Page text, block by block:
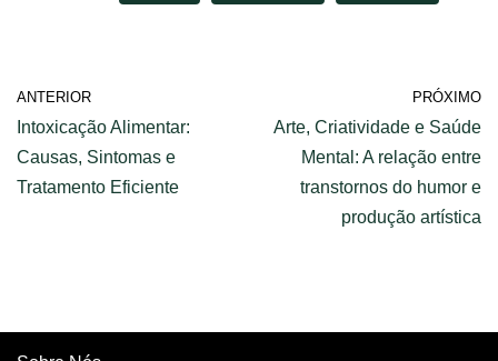
ANTERIOR
Intoxicação Alimentar:
Causas, Sintomas e
Tratamento Eficiente
PRÓXIMO
Arte, Criatividade e Saúde
Mental: A relação entre
transtornos do humor e
produção artística